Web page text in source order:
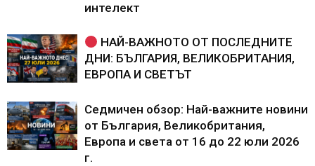
интелект
НАЙ-ВАЖНОТО ОТ ПОСЛЕДНИТЕ
ДНИ: БЪЛГАРИЯ, ВЕЛИКОБРИТАНИЯ,
ЕВРОПА И СВЕТЪТ
Седмичен обзор: Най-важните новини
от България, Великобритания,
Европа и света от 16 до 22 юли 2026
г.